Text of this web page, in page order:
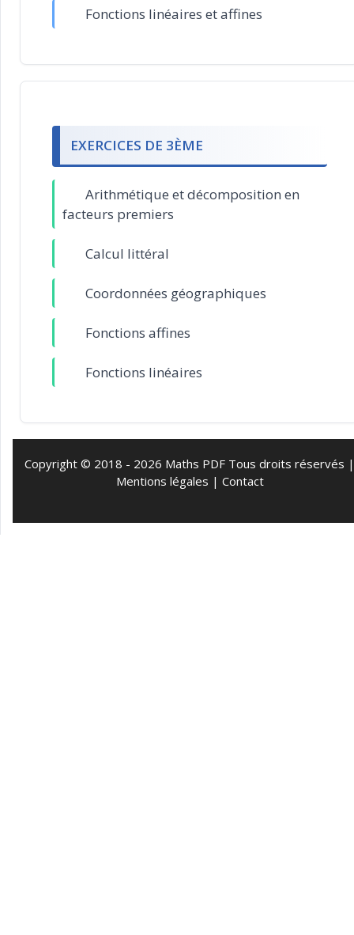
Fonctions linéaires et affines
EXERCICES DE 3ÈME
Arithmétique et décomposition en
facteurs premiers
Calcul littéral
Coordonnées géographiques
Fonctions affines
Fonctions linéaires
Copyright © 2018 - 2026 Maths PDF Tous droits réservés |
Mentions légales | Contact